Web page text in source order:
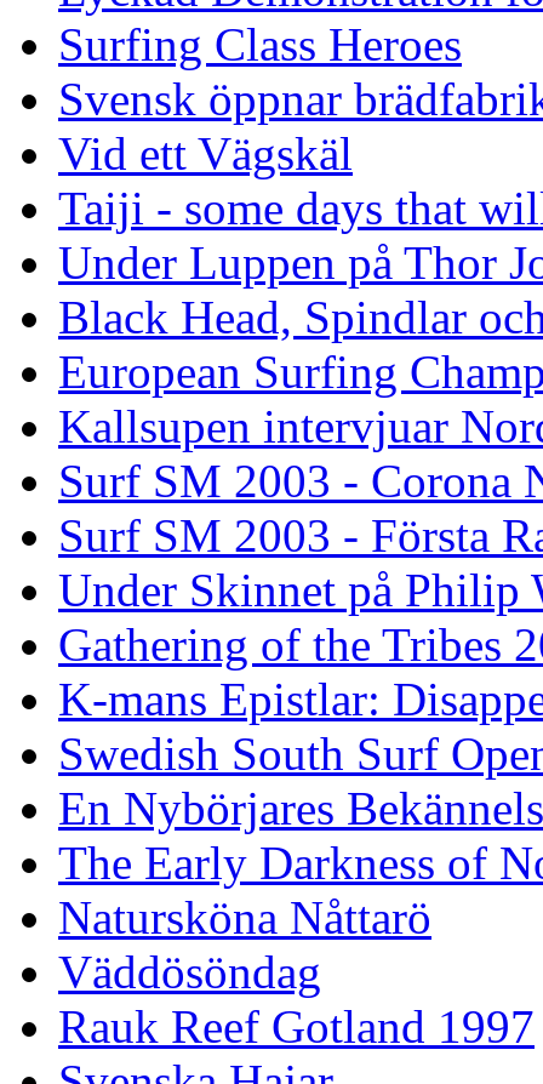
Surfing Class Heroes
Svensk öppnar
Vid ett Vägskäl
Taiji - some days that
Under Luppen på Thor
Black Head, Spindlar
European Surfing
Kallsupen intervjuar
Surf SM 2003 - Corona
Surf SM 2003 - Första
Under Skinnet på Philip
Gathering of the Tribes
K-mans Epistlar:
Swedish South Surf
En Nybörjares
The Early Darkness of
Natursköna Nåttarö
Väddösöndag
Rauk Reef Gotland 1997